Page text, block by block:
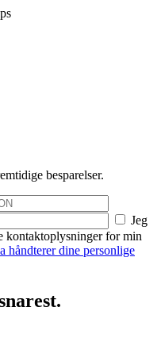
besparelser.
Jeg
kontaktoplysninger for min
håndterer dine personlige